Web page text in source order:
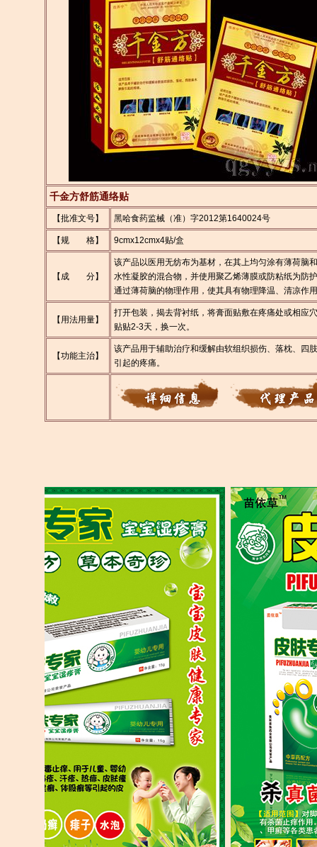
千金方舒筋通络贴
【批准文号】 黑哈食药监械（准）字2012第1640024号
【规 格】 9cmx12cmx4贴/盒
【成 分】
该产品以医用无纺布为基材，在其上均匀涂有薄荷脑
水性凝胶的混合物，并使用聚乙烯薄膜或防粘纸为防
通过薄荷脑的物理作用，使其具有物理降温、清凉作
【用法用量】
打开包装，揭去背衬纸，将膏面贴敷在疼痛处或相应
贴贴2-3天，换一次。
【功能主治】
该产品用于辅助治疗和缓解由软组织损伤、落枕、四
引起的疼痛。